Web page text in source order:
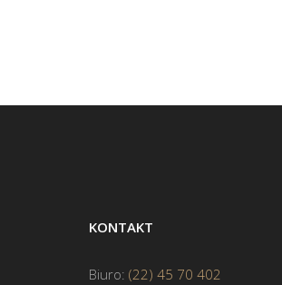
KONTAKT
Biuro: (22) 45 70 402